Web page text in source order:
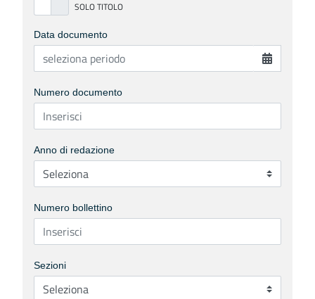
Data documento
Numero documento
Anno di redazione
Numero bollettino
Sezioni